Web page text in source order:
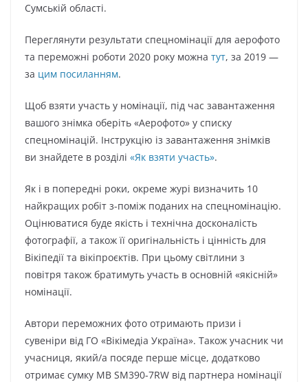
Сумській області.
Переглянути результати спецномінації для аерофото
та переможні роботи 2020 року можна тут, за 2019 —
за цим посиланням.
Щоб взяти участь у номінації, під час завантаження
вашого знімка оберіть «Аерофото» у списку
спецномінацій. Інструкцію із завантаження знімків
ви знайдете в розділі «Як взяти участь».
Як і в попередні роки, окреме журі визначить 10
найкращих робіт з-поміж поданих на спецномінацію.
Оцінюватися буде якість і технічна досконалість
фотографії, а також її оригінальність і цінність для
Вікіпедії та вікіпроєктів. При цьому світлини з
повітря також братимуть участь в основній «якісній»
номінації.
Автори переможних фото отримають призи і
сувеніри від ГО «Вікімедіа Україна». Також учасник чи
учасниця, який/а посяде перше місце, додатково
отримає сумку MB SM390-7RW від партнера номінації